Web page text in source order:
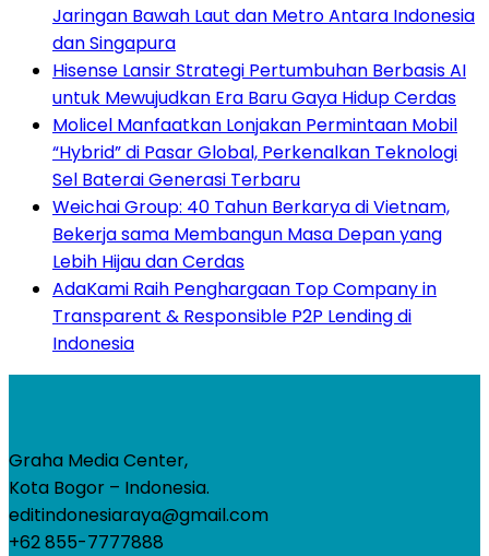
Jaringan Bawah Laut dan Metro Antara Indonesia
dan Singapura
Hisense Lansir Strategi Pertumbuhan Berbasis AI
untuk Mewujudkan Era Baru Gaya Hidup Cerdas
Molicel Manfaatkan Lonjakan Permintaan Mobil
“Hybrid” di Pasar Global, Perkenalkan Teknologi
Sel Baterai Generasi Terbaru
Weichai Group: 40 Tahun Berkarya di Vietnam,
Bekerja sama Membangun Masa Depan yang
Lebih Hijau dan Cerdas
AdaKami Raih Penghargaan Top Company in
Transparent & Responsible P2P Lending di
Indonesia
Graha Media Center,
Kota Bogor – Indonesia.
editindonesiaraya@gmail.com
+62 855-7777888